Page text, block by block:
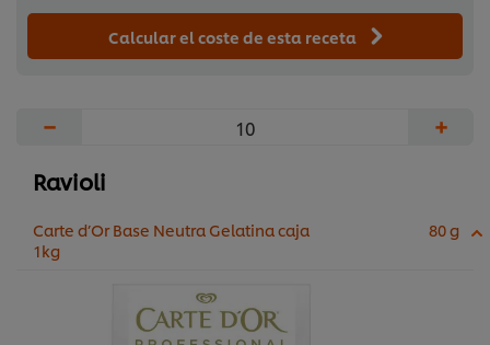
Calcular el coste de esta receta
− +
Ravioli
Carte d’Or Base Neutra Gelatina caja
1kg
80 g